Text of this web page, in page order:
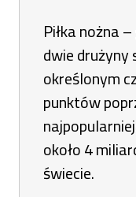
Piłka nożna
dwie
określonym
punktów
około 4
świecie.